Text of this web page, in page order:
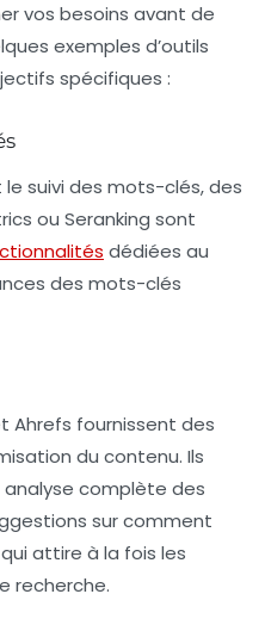
vos besoins avant de
exemples d’outils
spécifiques :
suivi des mots-clés, des
ou Seranking sont
dédiées au
des mots-clés
Ahrefs fournissent des
du contenu. Ils
complète des
sur comment
attire à la fois les
recherche.